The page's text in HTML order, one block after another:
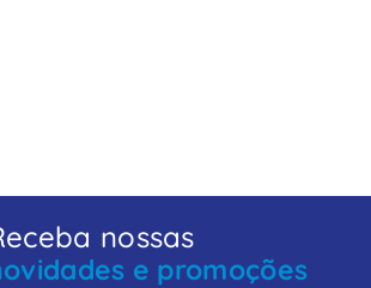
nossas
e promoções